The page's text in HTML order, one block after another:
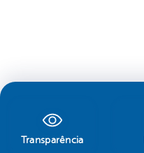
Transparência